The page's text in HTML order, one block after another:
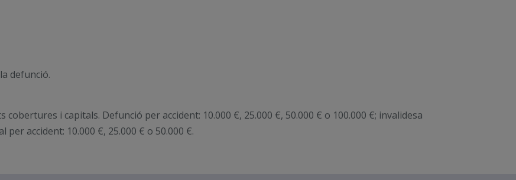
defunció.
i capitals. Defunció per accident: 10.000 €, 25.000 €, 50.000 € o 100.000 €; invalidesa
accident: 10.000 €, 25.000 € o 50.000 €.